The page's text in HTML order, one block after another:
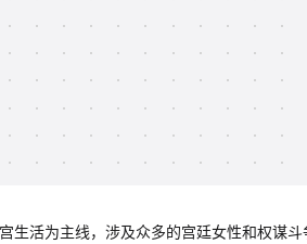
生活为主线，涉及众多的宫廷女性和权谋斗